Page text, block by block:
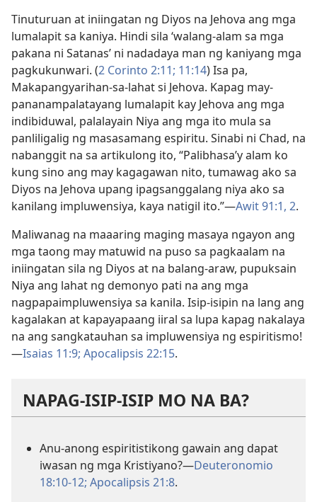
Tinuturuan at iniingatan ng Diyos na Jehova ang mga
lumalapit sa kaniya. Hindi sila ‘walang-alam sa mga
pakana ni Satanas’ ni nadadaya man ng kaniyang mga
pagkukunwari. (2 Corinto 2:11; 11:14) Isa pa,
Makapangyarihan-sa-lahat si Jehova. Kapag may-
pananampalatayang lumalapit kay Jehova ang mga
indibiduwal, palalayain Niya ang mga ito mula sa
panliligalig ng masasamang espiritu. Sinabi ni Chad, na
nabanggit na sa artikulong ito, “Palibhasa’y alam ko
kung sino ang may kagagawan nito, tumawag ako sa
Diyos na Jehova upang ipagsanggalang niya ako sa
kanilang impluwensiya, kaya natigil ito.”​—Awit 91:1, 2.
Maliwanag na maaaring maging masaya ngayon ang
mga taong may matuwid na puso sa pagkaalam na
iniingatan sila ng Diyos at na balang-araw, pupuksain
Niya ang lahat ng demonyo pati na ang mga
nagpapaimpluwensiya sa kanila. Isip-isipin na lang ang
kagalakan at kapayapaang iiral sa lupa kapag nakalaya
na ang sangkatauhan sa impluwensiya ng espiritismo!​
—Isaias 11:9; Apocalipsis 22:15.
NAPAG-ISIP-ISIP MO NA BA?
Anu-anong espiritistikong gawain ang dapat
iwasan ng mga Kristiyano?​—Deuteronomio
18:10-12; Apocalipsis 21:8.